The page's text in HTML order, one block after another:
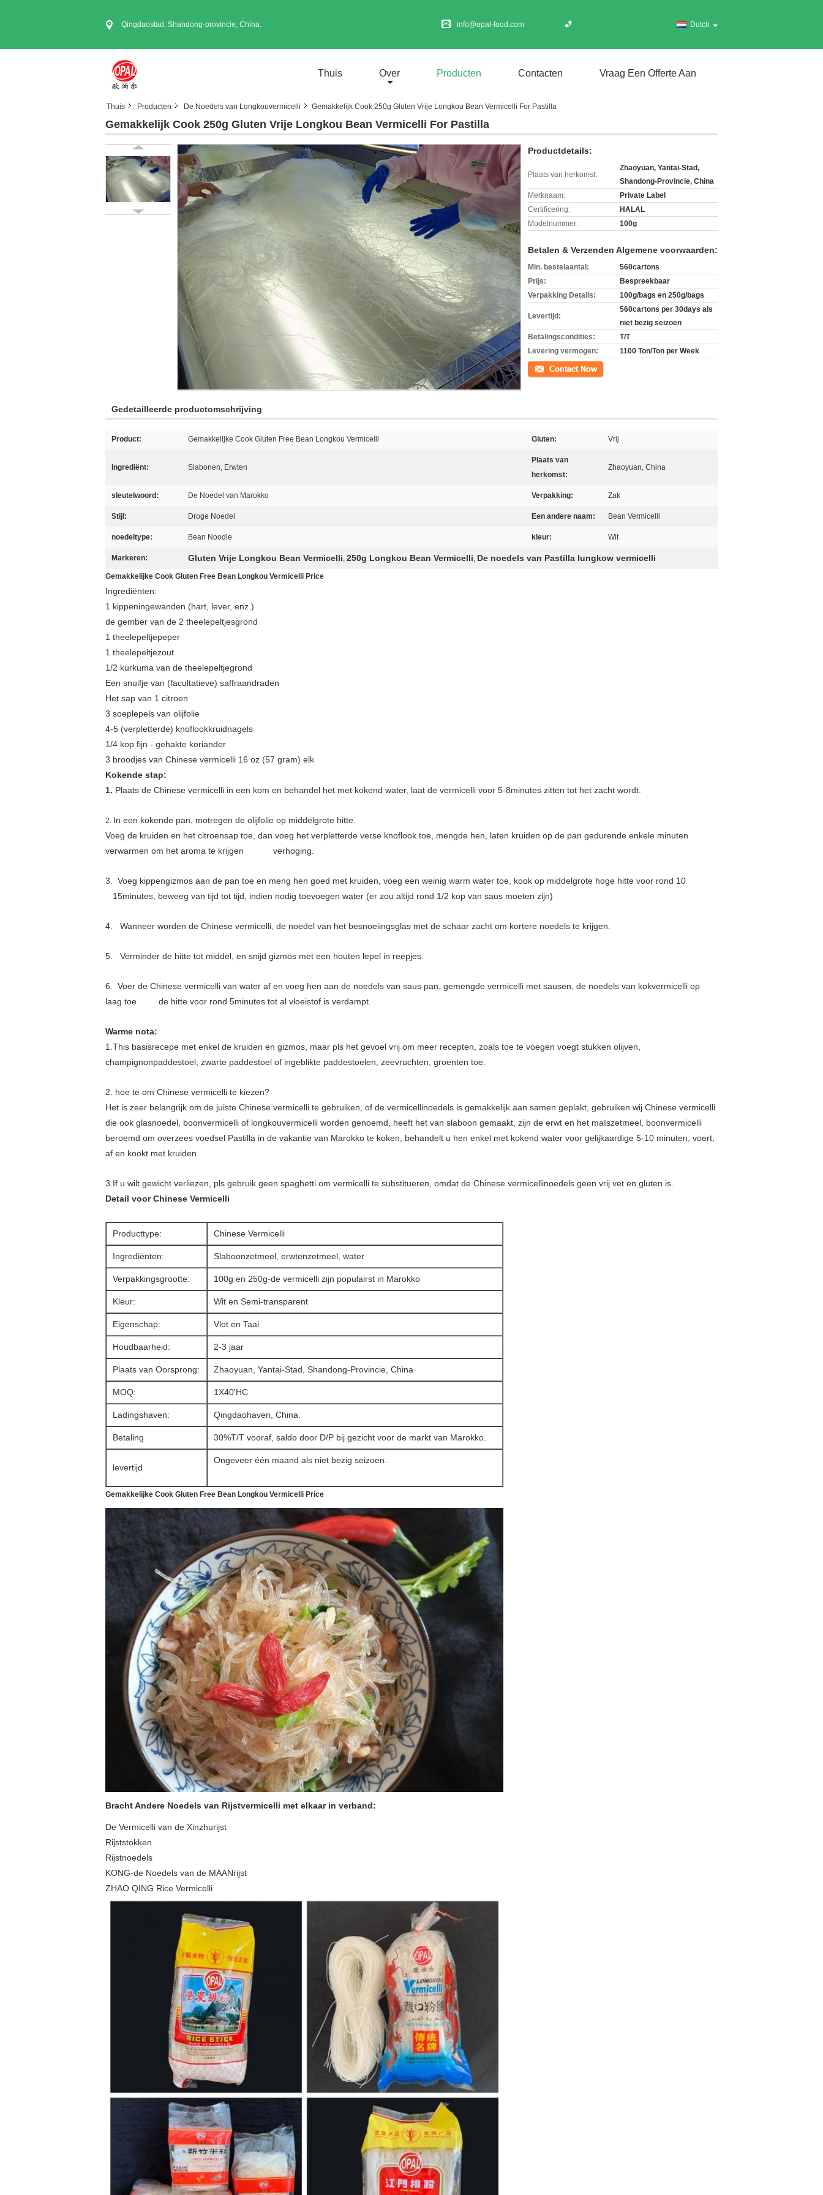
Qingdaostad, Shandong-provincie, China. info@opal-food.com Dutch
Thuis Over Producten Contacten Vraag Een Offerte Aan
Thuis Producten De Noedels van Longkouvermicelli Gemakkelijk Cook 250g Gluten Vrije Longkou Bean Vermicelli For Pastilla
Gemakkelijk Cook 250g Gluten Vrije Longkou Bean Vermicelli For Pastilla
Productdetails:
Plaats van herkomst:
Zhaoyuan, Yantai-Stad,
Shandong-Provincie, China
Merknaam:
Private Label
Certificering:
HALAL
Modelnummer:
100g
Betalen & Verzenden Algemene voorwaarden:
Min. bestelaantal:
560cartons
Prijs:
Bespreekbaar
Verpakking Details:
100g/bags en 250g/bags
Levertijd:
560cartons per 30days als
niet bezig seizoen
Betalingscondities:
T/T
Levering vermogen:
1100 Ton/Ton per Week
Contact
Gedetailleerde productomschrijving
Product: Gemakkelijke Cook Gluten Free Bean Longkou Vermicelli Gluten: Vrij
Ingrediënt: Slabonen, Erwten
Plaats van
herkomst:
Zhaoyuan, China
sleutelwoord: De Noedel van Marokko Verpakking: Zak
Stijl: Droge Noedel Een andere naam: Bean Vermicelli
noedeltype: Bean Noodle kleur: Wit
Markeren: Gluten Vrije Longkou Bean Vermicelli, 250g Longkou Bean Vermicelli, De noedels van Pastilla lungkow vermicelli
Gemakkelijke Cook Gluten Free Bean Longkou Vermicelli Price
Ingrediënten:
1 kippeningewanden (hart, lever, enz.)
de gember van de 2 theelepeltjesgrond
1 theelepeltjepeper
1 theelepeltjezout
1/2 kurkuma van de theelepeltjegrond
Een snuifje van (facultatieve) saffraandraden
Het sap van 1 citroen
3 soeplepels van olijfolie
4-5 (verpletterde) knoflookkruidnagels
1/4 kop fijn - gehakte koriander
3 broodjes van Chinese vermicelli 16 oz (57 gram) elk
Kokende stap:
1. Plaats de Chinese vermicelli in een kom en behandel het met kokend water, laat de vermicelli voor 5-8minutes zitten tot het zacht wordt.
2. In een kokende pan, motregen de olijfolie op middelgrote hitte.
Voeg de kruiden en het citroensap toe, dan voeg het verpletterde verse knoflook toe, mengde hen, laten kruiden op de pan gedurende enkele minuten
verwarmen om het aroma te krijgen verhoging.
3. Voeg kippengizmos aan de pan toe en meng hen goed met kruiden, voeg een weinig warm water toe, kook op middelgrote hoge hitte voor rond 10
15minutes, beweeg van tijd tot tijd, indien nodig toevoegen water (er zou altijd rond 1/2 kop van saus moeten zijn)
4. Wanneer worden de Chinese vermicelli, de noedel van het besnoeiingsglas met de schaar zacht om kortere noedels te krijgen.
5. Verminder de hitte tot middel, en snijd gizmos met een houten lepel in reepjes.
6. Voer de Chinese vermicelli van water af en voeg hen aan de noedels van saus pan, gemengde vermicelli met sausen, de noedels van kokvermicelli op
laag toe de hitte voor rond 5minutes tot al vloeistof is verdampt.
Warme nota:
1.This basisrecepe met enkel de kruiden en gizmos, maar pls het gevoel vrij om meer recepten, zoals toe te voegen voegt stukken olijven,
champignonpaddestoel, zwarte paddestoel of ingeblikte paddestoelen, zeevruchten, groenten toe.
2. hoe te om Chinese vermicelli te kiezen?
Het is zeer belangrijk om de juiste Chinese vermicelli te gebruiken, of de vermicellinoedels is gemakkelijk aan samen geplakt, gebruiken wij Chinese vermicelli
die ook glasnoedel, boonvermicelli of longkouvermicelli worden genoemd, heeft het van slaboon gemaakt, zijn de erwt en het maïszetmeel, boonvermicelli
beroemd om overzees voedsel Pastilla in de vakantie van Marokko te koken, behandelt u hen enkel met kokend water voor gelijkaardige 5-10 minuten, voert,
af en kookt met kruiden.
3.If u wilt gewicht verliezen, pls gebruik geen spaghetti om vermicelli te substitueren, omdat de Chinese vermicellinoedels geen vrij vet en gluten is.
Detail voor Chinese Vermicelli
Producttype: Chinese Vermicelli
Ingrediënten: Slaboonzetmeel, erwtenzetmeel, water
Verpakkingsgrootte: 100g en 250g-de vermicelli zijn populairst in Marokko
Kleur: Wit en Semi-transparent
Eigenschap: Vlot en Taai
Houdbaarheid: 2-3 jaar
Plaats van Oorsprong: Zhaoyuan, Yantai-Stad, Shandong-Provincie, China
MOQ: 1X40'HC
Ladingshaven: Qingdaohaven, China.
Betaling 30%T/T vooraf, saldo door D/P bij gezicht voor de markt van Marokko.
levertijd
Ongeveer één maand als niet bezig seizoen.
Gemakkelijke Cook Gluten Free Bean Longkou Vermicelli Price
Bracht Andere Noedels van Rijstvermicelli met elkaar in verband:
De Vermicelli van de Xinzhurijst
Rijststokken
Rijstnoedels
KONG-de Noedels van de MAANrijst
ZHAO QING Rice Vermicelli